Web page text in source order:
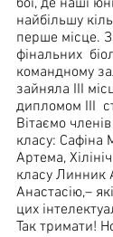
бої, де наші
найбільшу
перше місце.
фінальних
командному
зайняла ІІІ
дипломом ІІІ
Вітаємо
класу: Сафіна
Артема,
класу Линник
Анастасію,–
цих
Так тримати!